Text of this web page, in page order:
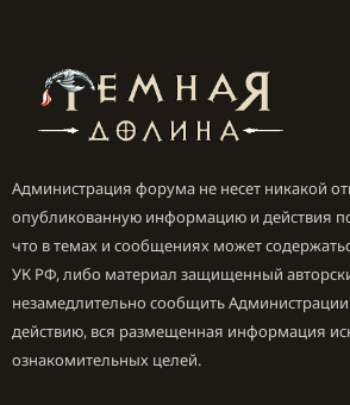
Администрация форума не несет никакой
опубликованную информацию и действия
что в темах и сообщениях может
УК РФ, либо материал защищенный
незамедлительно сообщить
действию, вся размещенная информация
ознакомительных целей.